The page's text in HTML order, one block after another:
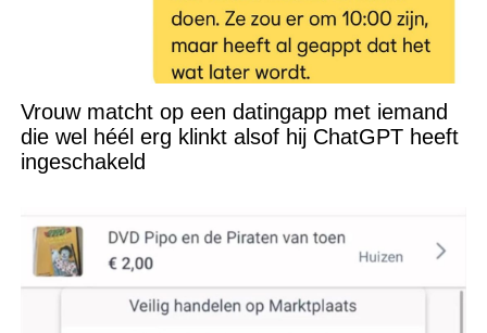
Vrouw matcht op een datingapp met iemand
die wel héél erg klinkt alsof hij ChatGPT heeft
ingeschakeld